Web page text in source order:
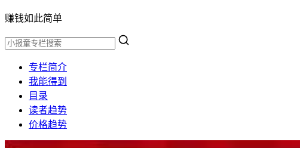
赚钱如此简单
专栏简介
我能得到
目录
读者趋势
价格趋势